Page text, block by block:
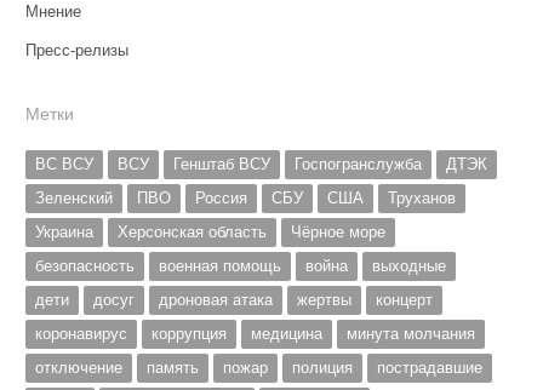
Мнение
Пресс-релизы
Метки
ВС ВСУ ВСУ Генштаб ВСУ Госпогранслужба
ДТЭК
Зеленский
ПВО Россия СБУ США
Труханов
Украина
Херсонская область
Чёрное море
безопасность
военная помощь война
выходные
дети
досуг дроновая атака жертвы
концерт
коронавирус
коррупция медицина
минута молчания
отключение
память пожар полиция
пострадавшие